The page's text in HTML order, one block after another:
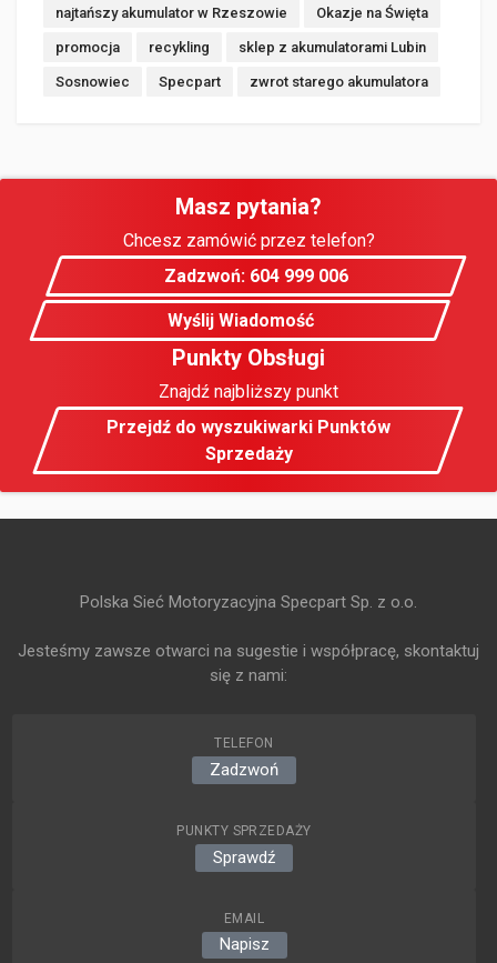
najtańszy akumulator w Rzeszowie Okazje na Święta
promocja recykling sklep z akumulatorami Lubin
Sosnowiec Specpart zwrot starego akumulatora
Masz pytania?
Chcesz zamówić przez telefon?
Zadzwoń: 604 999 006
Wyślij Wiadomość
Punkty Obsługi
Znajdź najbliższy punkt
Przejdź do wyszukiwarki Punktów
Sprzedaży
Polska Sieć Motoryzacyjna Specpart Sp. z o.o.
Jesteśmy zawsze otwarci na sugestie i współpracę, skontaktuj
się z nami:
TELEFON
Zadzwoń
PUNKTY SPRZEDAŻY
Sprawdź
EMAIL
Napisz